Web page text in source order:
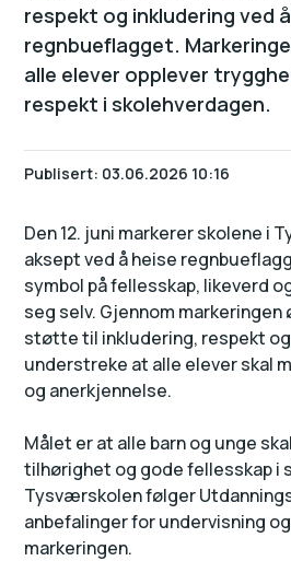
respekt og inkludering ved
regnbueflagget.
alle elever opplever
respekt i skolehverdagen.
Publisert 03.06.2026 10:16
Den 12. juni markerer skolene i
aksept ved å heise
symbol på fellesskap, likeverd
seg selv. Gjennom markeringen
støtte til inkludering, respekt
understreke at alle elever skal
og anerkjennelse.
Målet er at alle barn og unge
tilhørighet og gode fellesskap i
Tysværskolen følger
anbefalinger for undervisning
markeringen.